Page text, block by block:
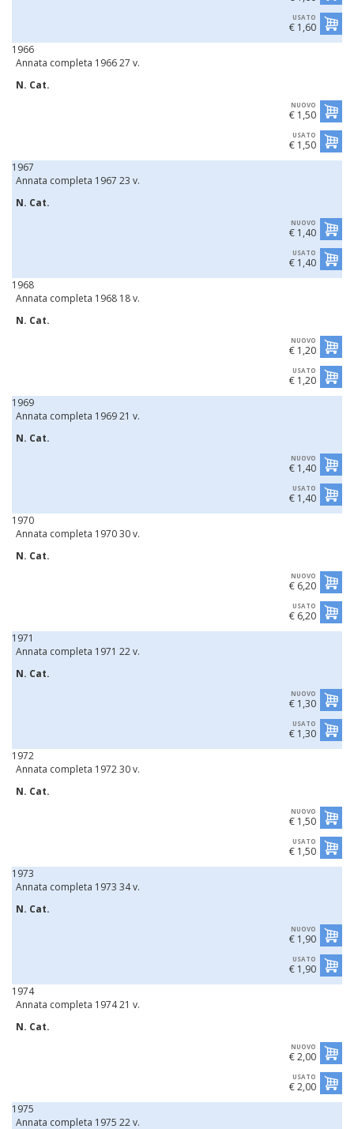
USATO
€ 1,60
1966
Annata completa 1966 27 v.
N. Cat.
NUOVO
€ 1,50
USATO
€ 1,50
1967
Annata completa 1967 23 v.
N. Cat.
NUOVO
€ 1,40
USATO
€ 1,40
1968
Annata completa 1968 18 v.
N. Cat.
NUOVO
€ 1,20
USATO
€ 1,20
1969
Annata completa 1969 21 v.
N. Cat.
NUOVO
€ 1,40
USATO
€ 1,40
1970
Annata completa 1970 30 v.
N. Cat.
NUOVO
€ 6,20
USATO
€ 6,20
1971
Annata completa 1971 22 v.
N. Cat.
NUOVO
€ 1,30
USATO
€ 1,30
1972
Annata completa 1972 30 v.
N. Cat.
NUOVO
€ 1,50
USATO
€ 1,50
1973
Annata completa 1973 34 v.
N. Cat.
NUOVO
€ 1,90
USATO
€ 1,90
1974
Annata completa 1974 21 v.
N. Cat.
NUOVO
€ 2,00
USATO
€ 2,00
1975
Annata completa 1975 22 v.